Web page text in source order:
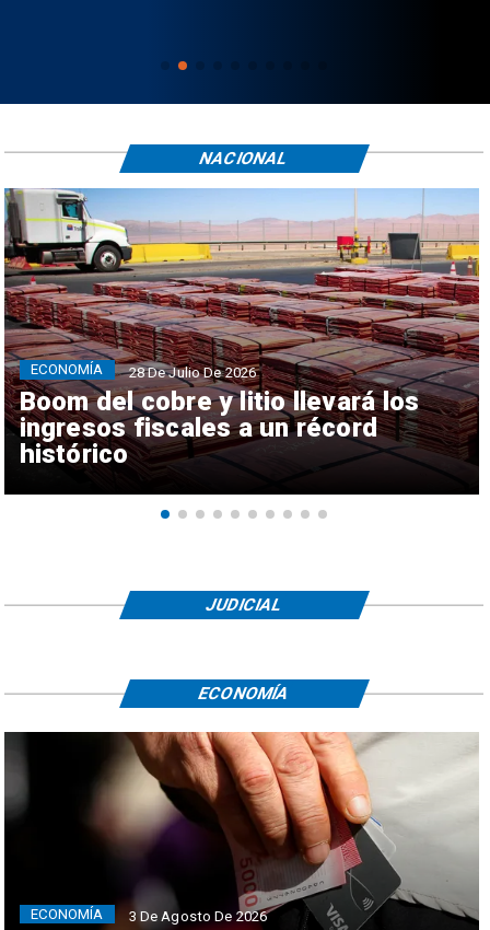
Boom del cobre y litio llevará los
ingresos fiscales a un récord
histórico
ECONOMÍA 28 De Julio De 2026
NACIONAL
JUDICIAL
ECONOMÍA 3 De Agosto De 2026
ECONOMÍA